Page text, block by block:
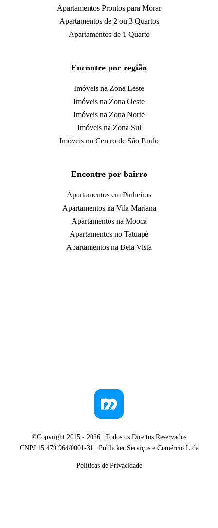
Apartamentos Prontos para Morar
Apartamentos de 2 ou 3 Quartos
Apartamentos de 1 Quarto
Encontre por região
Imóveis na Zona Leste
Imóveis na Zona Oeste
Imóveis na Zona Norte
Imóveis na Zona Sul
Imóveis no Centro de São Paulo
Encontre por bairro
Apartamentos em Pinheiros
Apartamentos na Vila Mariana
Apartamentos na Mooca
Apartamentos no Tatuapé
Apartamentos na Bela Vista
©Copyright 2015 - 2026 | Todos os Direitos Reservados
CNPJ 15.479.964/0001-31 | Publicker Serviços e Comércio Ltda
Políticas de Privacidade